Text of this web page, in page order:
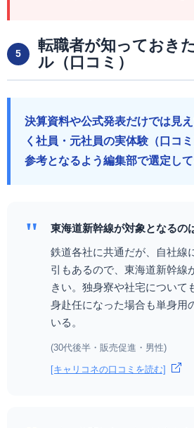
5
転職者が知っておき
ル（口コミ）
決算資料や公式発表だけでは見
く社員・元社員の実体験（口コ
参考となるよう編集部で選定して
"
東海道新幹線が対象となるの
鉄道各社に共通だが、自社線
引もあるので、東海道新幹線
きい。独身寮や社宅について
身赴任になった場合も単身用
いる。
(30代後半・販売促進・男性)
[キャリコネの口コミを読む]